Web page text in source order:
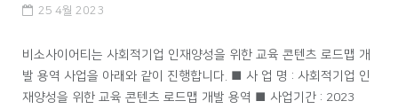
25 4월 2023
비소사이어티는 사회적기업 인재양성을 위한 교육 콘텐츠 로드맵 개
발 용역 사업을 아래와 같이 진행합니다. ■ 사 업 명 : 사회적기업 인
재양성을 위한 교육 콘텐츠 로드맵 개발 용역 ■ 사업기간 : 2023